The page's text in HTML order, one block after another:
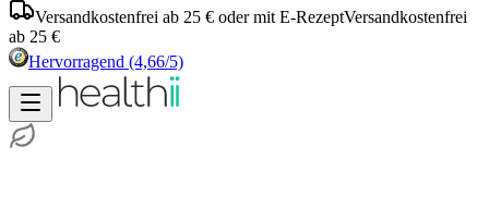
Versandkostenfrei ab 25 € oder mit E-RezeptVersandkostenfrei
ab 25 €
Hervorragend (4,66/5)